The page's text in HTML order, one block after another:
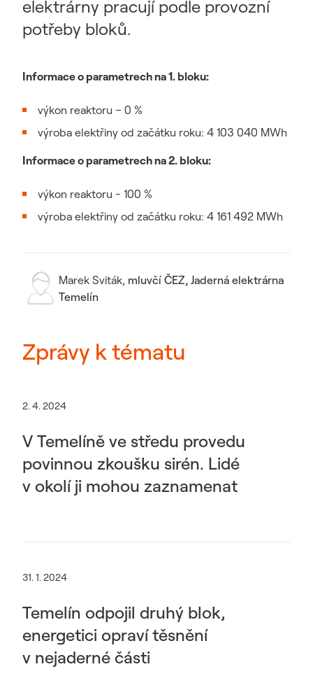
elektrárny pracují podle provozní
potřeby bloků.
Informace o parametrech na 1. bloku:
výkon reaktoru – 0 %
výroba elektřiny od začátku roku: 4 103 040 MWh
Informace o parametrech na 2. bloku:
výkon reaktoru - 100 %
výroba elektřiny od začátku roku: 4 161 492 MWh
Marek Sviták, mluvčí ČEZ, Jaderná elektrárna
Temelín
Zprávy k tématu
2. 4. 2024
V Temelíně ve středu provedu
povinnou zkoušku sirén. Lidé
v okolí ji mohou zaznamenat
31. 1. 2024
Temelín odpojil druhý blok,
energetici opraví těsnění
v nejaderné části